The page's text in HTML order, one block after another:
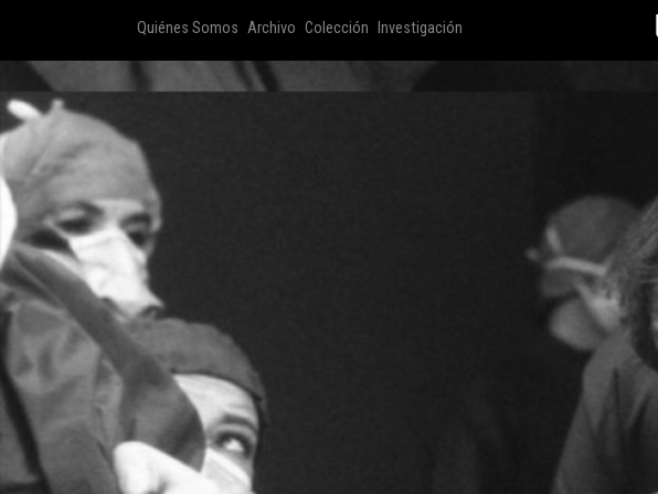
Quiénes Somos Archivo Colección Investigación